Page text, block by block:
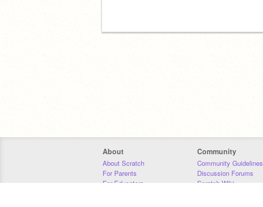
About
About Scratch
For Parents
For Educators
Community
Community Guidelines
Discussion Forums
Scratch Wiki